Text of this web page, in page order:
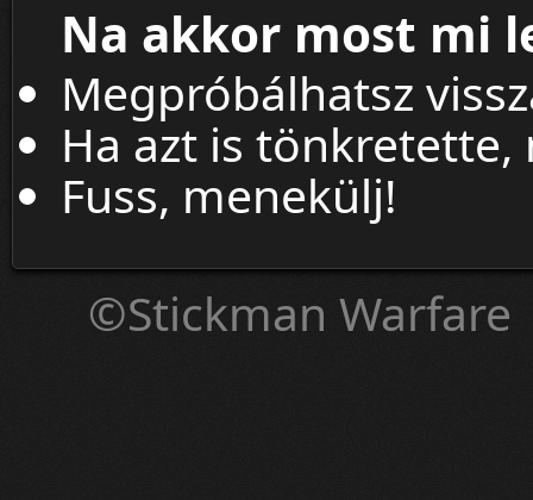
Na akkor most mi
Megpróbálhatsz
Ha azt is tönkretette,
Fuss, menekülj!
©Stickman Warfare